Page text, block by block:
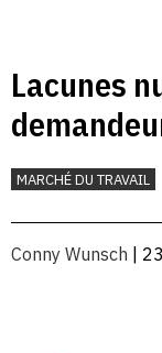
Lacunes
besoin de
MARCHÉ DU TRAVAIL
Conny Wunsch |